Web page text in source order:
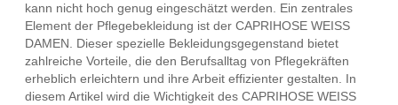
kann nicht hoch genug eingeschätzt werden. Ein zentrales
Element der Pflegebekleidung ist der CAPRIHOSE WEISS
DAMEN. Dieser spezielle Bekleidungsgegenstand bietet
zahlreiche Vorteile, die den Berufsalltag von Pflegekräften
erheblich erleichtern und ihre Arbeit effizienter gestalten. In
diesem Artikel wird die Wichtigkeit des CAPRIHOSE WEISS